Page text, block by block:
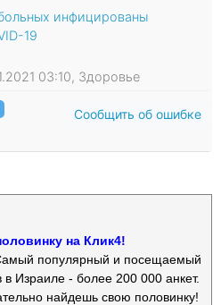
инфицированы
19
03:10, Здоровье
Сообщить об ошибке
на Клик4!
популярный и посещаемый
в Израиле - более 200 000 анкет.
найдешь свою половинку!